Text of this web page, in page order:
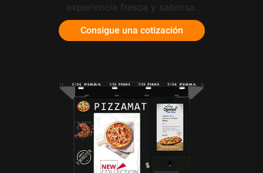
experiencia fresca y sabrosa.
Consigue una cotización